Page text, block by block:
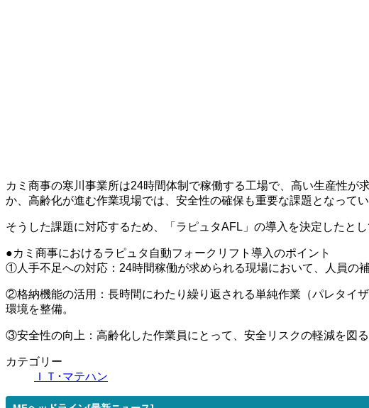
カミ商事の寒川事業所は24時間体制で稼働する工場で、高い生産性
か、高齢化が進む作業現場では、安全性の確保も重要な課題となってい
そうした課題に対応するため、「ラピュタAFL」の導入を決定したとし
●カミ商事におけるラピュタ自動フォークリフト導入のポイント
①人手不足への対応：24時間稼働が求められる現場において、人員の
②格納機能の活用：長時間にわたり繰り返される単純作業（パレタイ
環境を整備。
③安全性の向上：高齢化した作業員にとって、安全リスクの軽減を図る
カテゴリー
ＩＴ･マテハン